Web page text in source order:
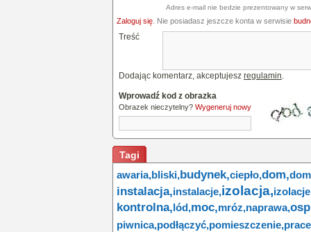
Adres e-mail nie bedzie prezentowany w
Zaloguj się . Nie posiadasz jeszcze konta w serwisie
Treść
Dodając komentarz, akceptujesz regulamin.
Wprowadź kod z obrazka
Obrazek nieczytelny? Wygeneruj nowy
Tagi
awaria,bliski,budynek,ciepło,dom,
instalacja,instalacje,izolacja,
kontrolna,lód,moc,mróz,naprawa,
piwnica,podłączyć,pomieszczenie,